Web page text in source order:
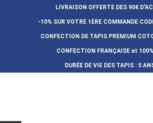
LIVRAISON OFFERTE DES 90€
-10% SUR VOTRE 1ÈRE COMMANDE
CONFECTION DE TAPIS PREMIUM
CONFECTION FRAN ÇAISE et
DURÉE DE VIE DES TAPIS : 5